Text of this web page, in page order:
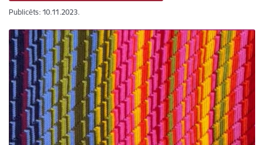
Publicēts: 10.11.2023.